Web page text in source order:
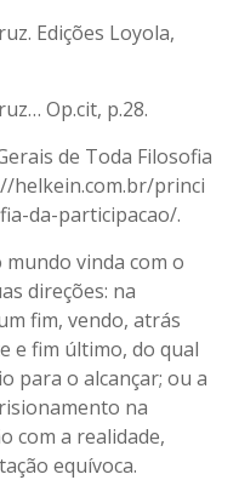
Edições Loyola,
Op.cit, p.28.
de Toda Filosofia
helkein.com.br/princi
da-participacao/.
mundo vinda com o
direções: na
fim, vendo, atrás
e fim último, do qual
para o alcançar; ou a
na
com a realidade,
equívoca.